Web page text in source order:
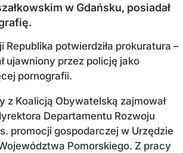
w Gdańsku, posiadał
Republika potwierdziła prokuratura –
ujawniony przez policję jako
pornografii.
z Koalicją Obywatelską zajmował
Departamentu Rozwoju
promocji gospodarczej w Urzędzie
Pomorskiego. Z pracy